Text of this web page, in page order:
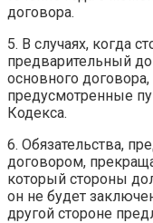
договора.
5. В случаях, когда
предварительный
основного
предусмотренные
Кодекса.
6. Обязательства,
договором,
который стороны
он не будет
другой стороне